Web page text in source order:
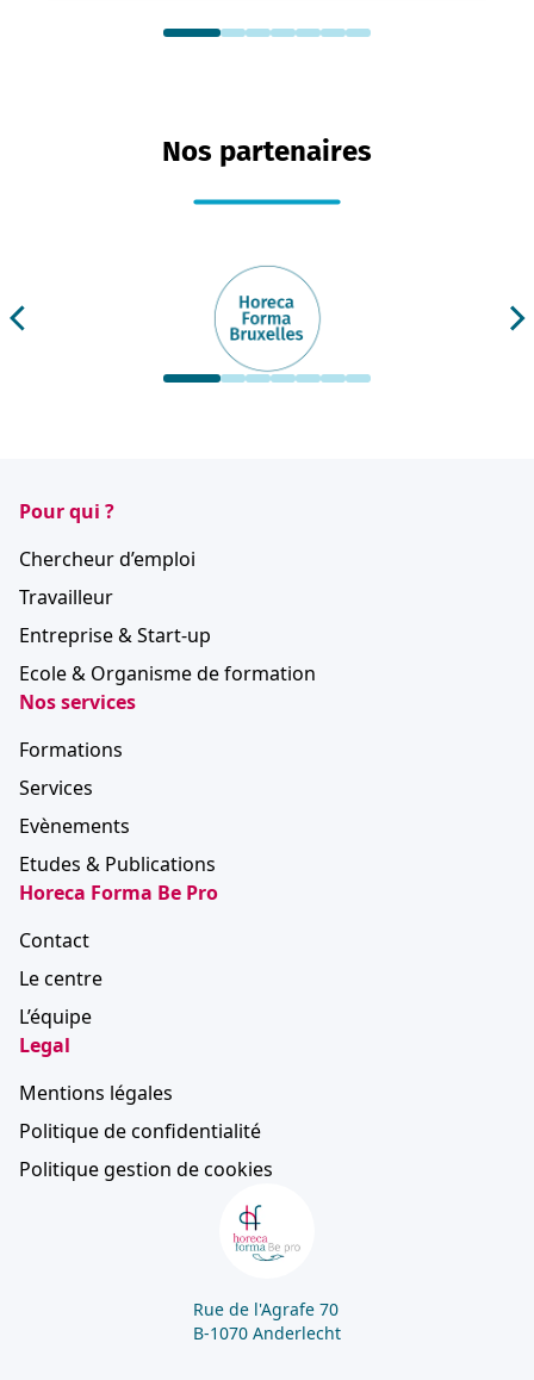
Nos partenaires
Pour qui ?
Chercheur d’emploi
Travailleur
Entreprise & Start-up
Ecole & Organisme de formation
Nos services
Formations
Services
Evènements
Etudes & Publications
Horeca Forma Be Pro
Contact
Le centre
L’équipe
Legal
Mentions légales
Politique de confidentialité
Politique gestion de cookies
Rue de l'Agrafe 70
B-1070 Anderlecht